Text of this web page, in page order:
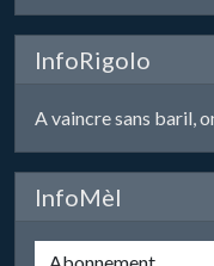
InfoRigolo
A vaincre sans baril,
InfoMèl